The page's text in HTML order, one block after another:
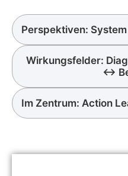
Perspektiven:
Wirkungsfelder:
↔
Im Zentrum: Action